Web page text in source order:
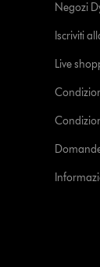
Negozi
Iscriviti
Live